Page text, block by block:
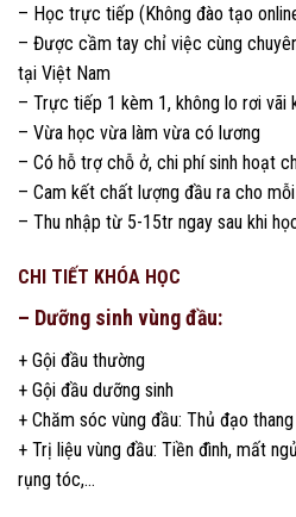
– Học trực tiếp (Không đào tạo
– Được cầm tay chỉ việc cùng
tại Việt Nam
– Trực tiếp 1 kèm 1, không lo rơi vãi
– Vừa học vừa làm vừa có lương
– Có hỗ trợ chỗ ở, chi phí sinh hoạt
– Cam kết chất lượng đầu ra cho
– Thu nhập từ 5-15tr ngay sau khi
CHI TIẾT KHÓA HỌC
– Dưỡng sinh vùng đầu:
+ Gội đầu thường
+ Gội đầu dưỡng sinh
+ Chăm sóc vùng đầu: Thủ đạo thang
+ Trị liệu vùng đầu: Tiền đình, mất
rụng tóc,…